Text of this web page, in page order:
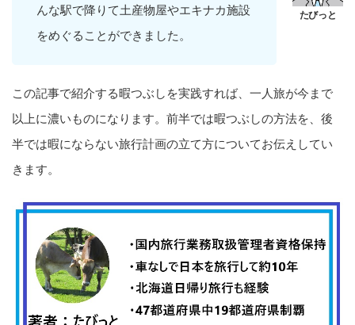
んな駅で降りて土産物屋やエキナカ施設
をめぐることができました。
この記事で紹介する暇つぶしを実践すれば、一人旅が今まで
以上に濃いものになります。前半では暇つぶしの方法を、後
半では暇にならない旅行計画の立て方についてお伝えしてい
きます。